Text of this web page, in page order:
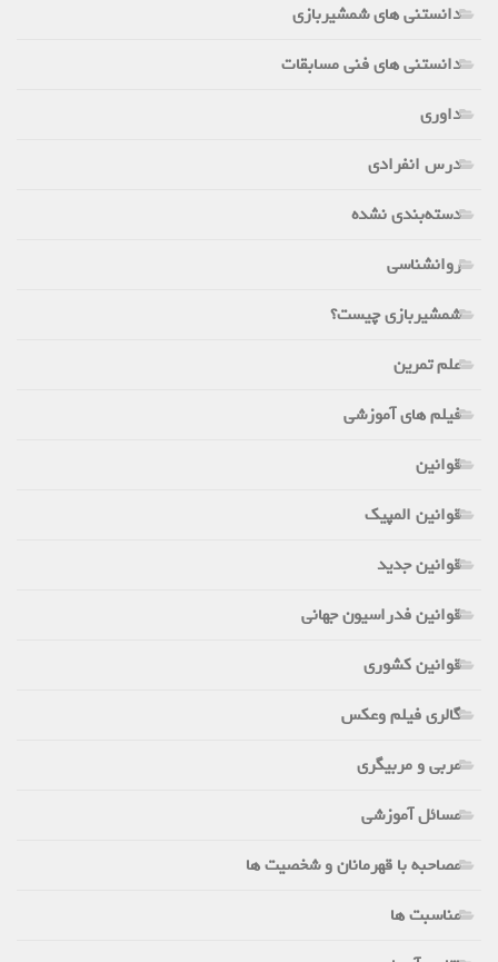
دانستنی های شمشیربازی
دانستنی های فنی مسابقات
داوری
درس انفرادی
دسته‌بندی نشده
روانشناسی
شمشیربازی چیست؟
علم تمرین
فیلم های آموزشی
قوانین
قوانین المپیک
قوانین جدید
قوانین فدراسیون جهانی
قوانین کشوری
گالری فیلم وعکس
مربی و مربیگری
مسائل آموزشی
مصاحبه با قهرمانان و شخصیت ها
مناسبت ها